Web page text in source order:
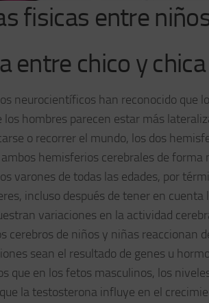
fisicas entre
entre chico y
neurocientíficos han reconocido que
los hombres parecen estar más
o recorrer el mundo, los dos
hemisferios cerebrales de
varones de todas las edades, por
incluso después de tener en
variaciones en la actividad
cerebros de niños y niñas reaccionan
sean el resultado de genes u
que en los fetos masculinos, los
la testosterona influye en el